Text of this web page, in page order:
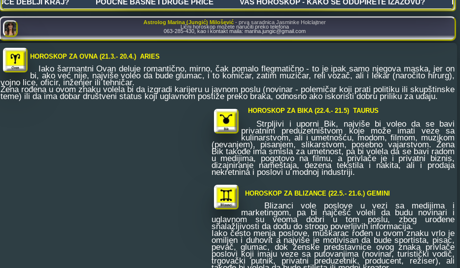
Astrolog Marina (Jungić) Milošević - prva saradnica Jasminke Holclajtner
Lični horoskop možete naručiti preko telefona
063-285-430, kao i kontakt maila: marina.jungic@gmail.com
HOROSKOP ZA OVNA (21.3.- 20.4.) ARIES
Iako šarmantni Ovan deluje romantično, mirno, čak pomalo flegmatično - to je ipak samo njegova maska, jer on
bi, ako već nije, najviše voleo da bude glumac, i to komičar, zatim muzičar, reli vozač, ali i lekar (naročito hirurg),
vojno lice, oficir, inženjer ili tehničar.
Žena rođena u ovom znaku volela bi da izgradi karijeru u javnom poslu (novinar - polemičar koji prati politiku ili skupštinske
teme) ili da ima dobar društveni status koji uglavnom postiže preko braka, odnosno ako iskoristi dobru priliku za udaju.
HOROSKOP ZA BIKA (22.4.- 21.5) TAURUS
Strpljivi i uporni Bik, najviše bi voleo da se bavi
privatnim preduzetništvom koje može imati veze sa
kulinarstvom, ali i umetnošću, modom, filmom, muzikom
(pevanjem), pisanjem, slikarstvom, posebno vajarstvom. Žena
Bik takođe ima smisla za umetnost, pa bi volela da se bavi radom
u medijima, pogotovo na filmu, a privlače je i privatni biznis,
dizajniranje nameštaja, dezena tekstila i nakita, ali i prodaja
nekretnina i poslovi u modnoj industriji.
HOROSKOP ZA BLIZANCE (22.5.- 21.6.) GEMINI
Blizanci vole poslove u vezi sa medijima i
marketingom, pa bi najčešć voleli da budu novinari i
uglavnom su veoma dobri u tom poslu, zbog urođene
snalažljivosti da dođu do strogo poverljivih informacija.
Iako često menja poslove, muškarac rođen u ovom znaku vrlo je
omiljen i duhovit a najviše je motivisan da bude sportista, pisac,
pevač, glumac, dok ženske predstavnice ovog znaka privlače
poslovi koji imaju veze sa putovanjima (novinar, turistički vodič,
trgovački putnik, privatni preduzetnik, producent, režiser), ali